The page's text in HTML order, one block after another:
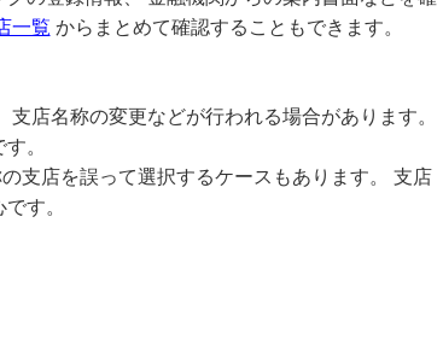
一覧 からまとめて確認することもできます。
店名称の変更などが行われる場合があります。
。
支店を誤って選択するケースもあります。 支店
す。